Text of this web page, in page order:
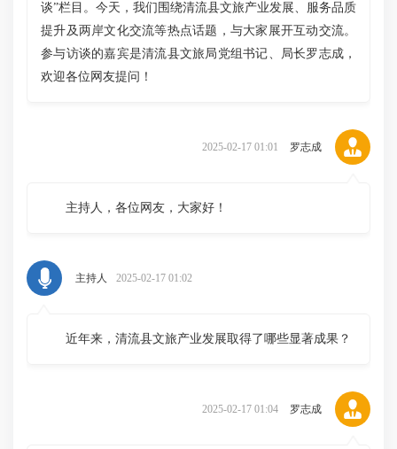
谈”栏目。今天，我们围绕清流县文旅产业发展、服务品质
提升及两岸文化交流等热点话题，与大家展开互动交流。
参与访谈的嘉宾是清流县文旅局党组书记、局长罗志成，
欢迎各位网友提问！
2025-02-17 01:01 罗志成
主持人，各位网友，大家好！
主持人 2025-02-17 01:02
近年来，清流县文旅产业发展取得了哪些显著成果？
2025-02-17 01:04 罗志成